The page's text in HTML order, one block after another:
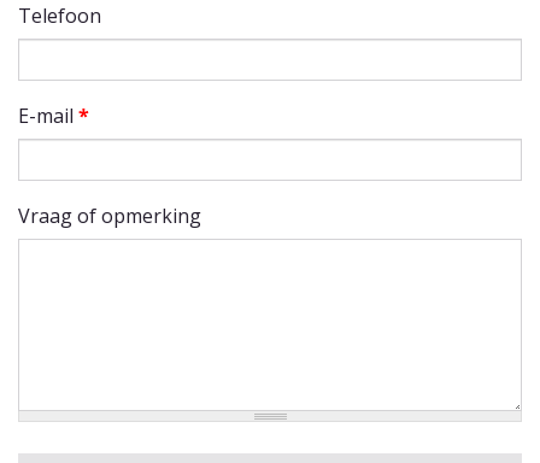
Telefoon
E-mail *
Vraag of opmerking